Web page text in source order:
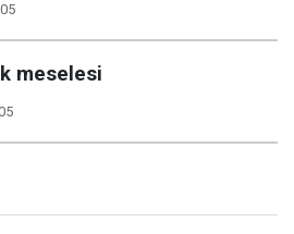
meselesi